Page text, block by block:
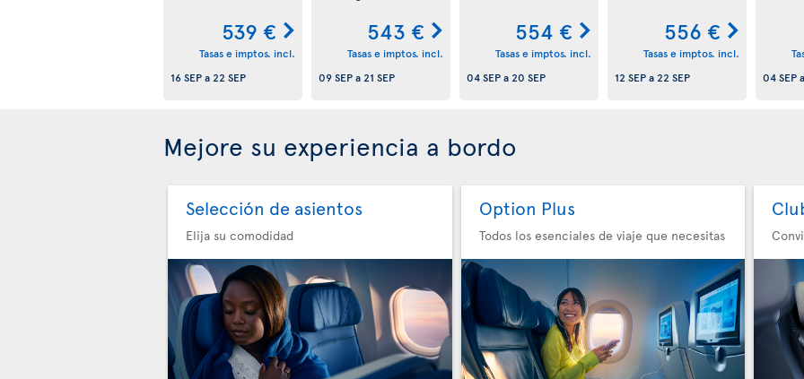
539 €
Tasas e imptos. incl.
16 SEPa22 SEP
543 €
Tasas e imptos. incl.
09 SEPa21 SEP
554 €
Tasas e imptos. incl.
04 SEPa20 SEP
556 €
Tasas e imptos. incl.
12 SEPa22 SEP
04 SEP
Mejore su experiencia a bordo
Selección de asientos
Elija su comodidad
Option Plus
Todos los esenciales de viaje que necesitas